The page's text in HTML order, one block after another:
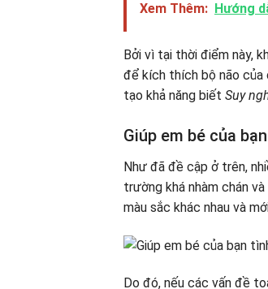
Xem Thêm: Hướng
Bởi vì tại thời điểm này,
để kích thích bộ não của
tạo khả năng biết Suy
Giúp em bé của
Như đã đề cập ở trên,
trường khá nhàm chán
màu sắc khác nhau và
Do đó, nếu các vấn đề